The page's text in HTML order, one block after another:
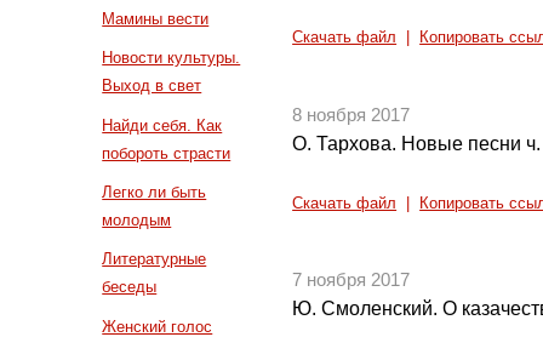
Мамины вести
Новости культуры.
Выход в свет
Найди себя. Как
побороть страсти
Легко ли быть
молодым
Литературные
беседы
Женский голос
Скачать файл Копировать
8 ноября 2017
О. Тархова. Новые песни
Скачать файл Копировать
7 ноября 2017
Ю. Смоленский. О